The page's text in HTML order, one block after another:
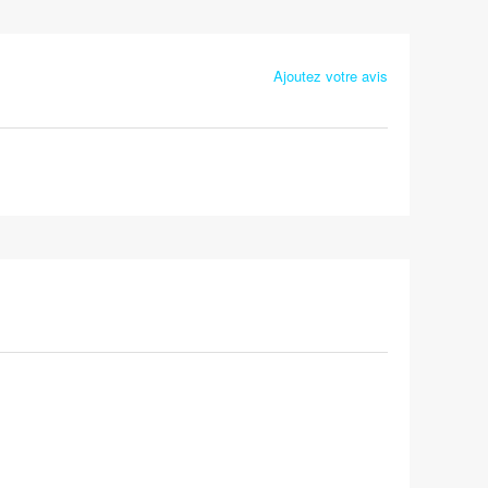
Ajoutez votre avis